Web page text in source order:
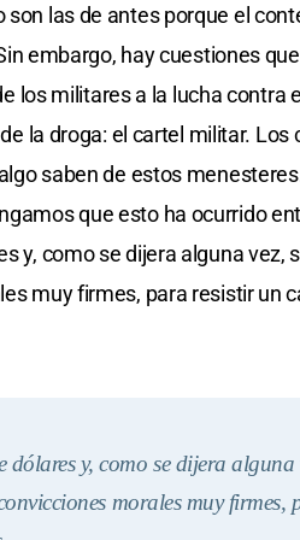
las de antes porque el
embargo, hay cuestiones
los militares a la lucha contra
la droga: el cartel militar. Los
saben de estos
que esto ha ocurrido
y, como se dijera alguna vez,
muy firmes, para resistir un
y, como se dijera alguna
morales muy firmes,